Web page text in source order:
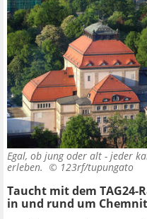
Egal, ob jung oder alt - jeder
erleben. © 123rf/tupungato
Taucht mit dem TAG24-
in und rund um